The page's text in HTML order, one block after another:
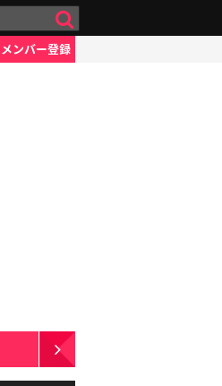
メンバー登録